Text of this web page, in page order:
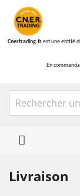
Cnertrading.frest une entité
En
Livraison